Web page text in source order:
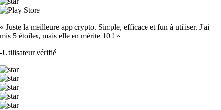
« Juste la meilleure app crypto. Simple, efficace et fun à utiliser. J'ai
mis 5 étoiles, mais elle en mérite 10 ! »
-Utilisateur vérifié